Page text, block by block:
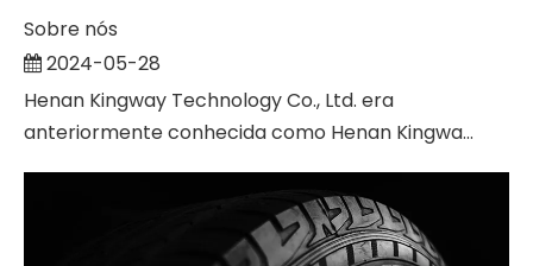
Sobre nós
2024-05-28
Henan Kingway Technology Co., Ltd. era
anteriormente conhecida como Henan Kingwa...